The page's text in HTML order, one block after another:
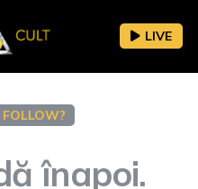
LIVE
înapoi.